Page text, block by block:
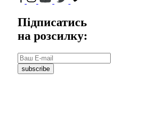
Підписатись
на розсилку:
subscribe